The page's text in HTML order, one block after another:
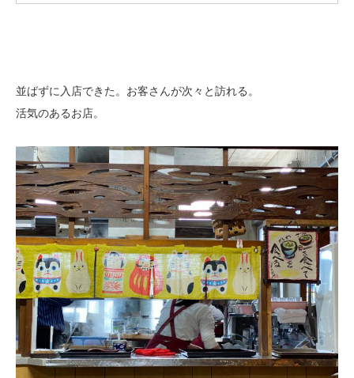
並ばずに入店できた。お客さんが次々と訪れる。
活気のあるお店。